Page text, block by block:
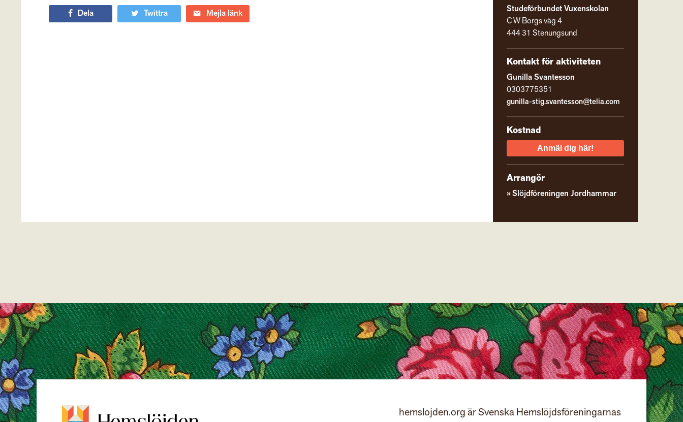
Dela Twittra Mejla länk
Studeförbundet Vuxenskolan
C W Borgs väg 4
444 31 Stenungsund
Kontakt för aktiviteten
Gunilla Svantesson
0303775351
gunilla-stig.svantesson@telia.com
Kostnad
Anmäl dig här!
Arrangör
Slöjdföreningen Jordhammar
hemslojden.org är Svenska Hemslöjdsföreningarnas